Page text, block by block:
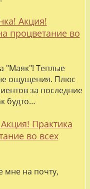
Акция!
процветание во
"Маяк"! Теплые
ощущения. Плюс
за последние
будто…
Практика
во всех
мне на почту,